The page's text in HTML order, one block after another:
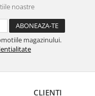
noastre
magazinului.
CLIENTI